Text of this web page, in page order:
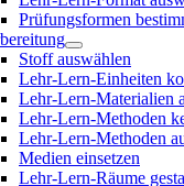
Prüfungsformen
Stoff auswählen
Lehr-Lern-Einheiten
Lehr-Lern-Materialien
Lehr-Lern-Methoden
Lehr-Lern-Methoden
Medien einsetzen
Lehr-Lern-Räume